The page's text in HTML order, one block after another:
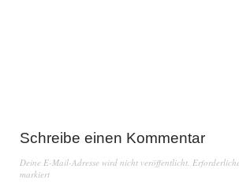
Schreibe einen Kommentar
Deine E-Mail-Adresse wird nicht veröffentlicht.
markiert